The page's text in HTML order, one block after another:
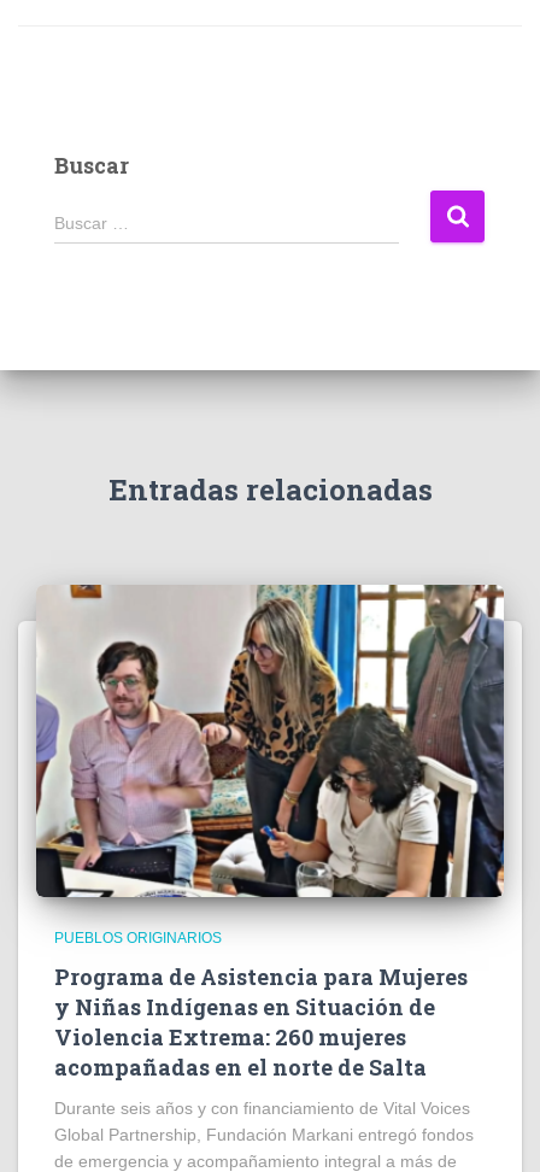
Buscar
B
u
:
Buscar …
Entradas relacionadas
PUEBLOS ORIGINARIOS
Programa de Asistencia para Mujeres
y Niñas Indígenas en Situación de
Violencia Extrema: 260 mujeres
acompañadas en el norte de Salta
Durante seis años y con financiamiento de Vital Voices
Global Partnership, Fundación Markani entregó fondos
de emergencia y acompañamiento integral a más de